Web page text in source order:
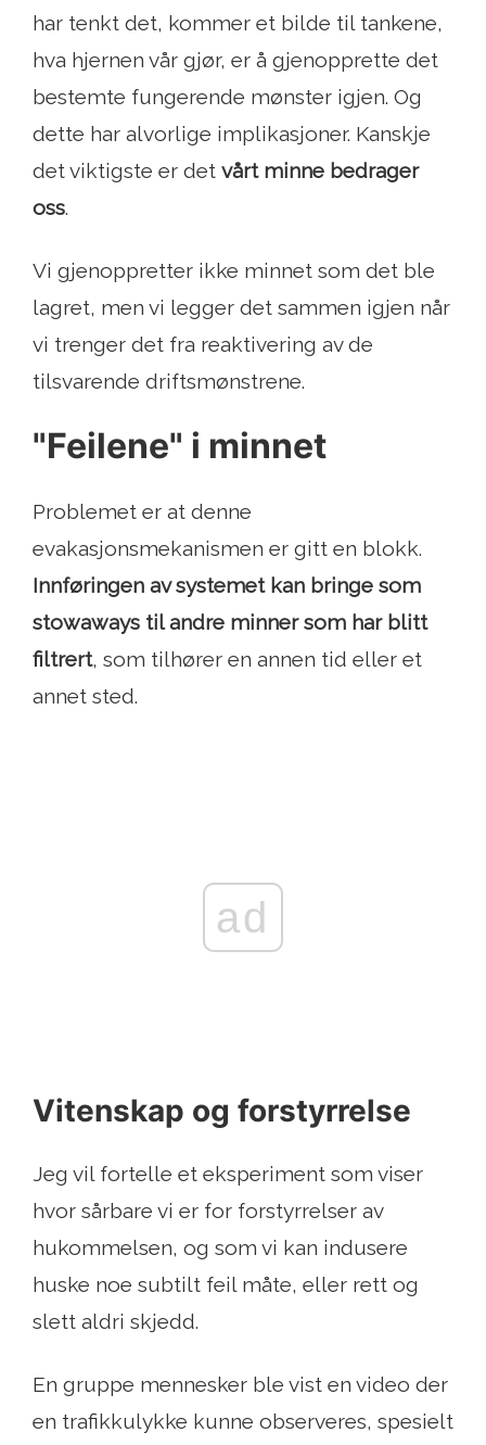
har tenkt det, kommer et bilde til tankene,
hva hjernen vår gjør, er å gjenopprette det
bestemte fungerende mønster igjen. Og
dette har alvorlige implikasjoner. Kanskje
det viktigste er det vårt minne bedrager
oss.
Vi gjenoppretter ikke minnet som det ble
lagret, men vi legger det sammen igjen når
vi trenger det fra reaktivering av de
tilsvarende driftsmønstrene.
"Feilene" i minnet
Problemet er at denne
evakasjonsmekanismen er gitt en blokk.
Innføringen av systemet kan bringe som
stowaways til andre minner som har blitt
filtrert, som tilhører en annen tid eller et
annet sted.
ad
Vitenskap og forstyrrelse
Jeg vil fortelle et eksperiment som viser
hvor sårbare vi er for forstyrrelser av
hukommelsen, og som vi kan indusere
huske noe subtilt feil måte, eller rett og
slett aldri skjedd.
En gruppe mennesker ble vist en video der
en trafikkulykke kunne observeres, spesielt